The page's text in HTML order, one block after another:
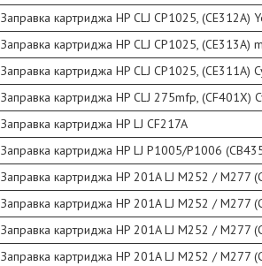
Заправка картриджа HP CLJ CP1025, (CE312A)
Заправка картриджа HP CLJ CP1025, (CE313A)
Заправка картриджа HP CLJ CP1025, (CE311A)
Заправка картриджа HP CLJ 275mfp, (CF401X)
Заправка картриджа HP LJ CF217A
Заправка картриджа HP LJ P1005/P1006
Заправка картриджа HP 201A LJ M252 / M277
Заправка картриджа HP 201A LJ M252 / M277
Заправка картриджа HP 201A LJ M252 / M277
Заправка картриджа HP 201A LJ M252 / M277